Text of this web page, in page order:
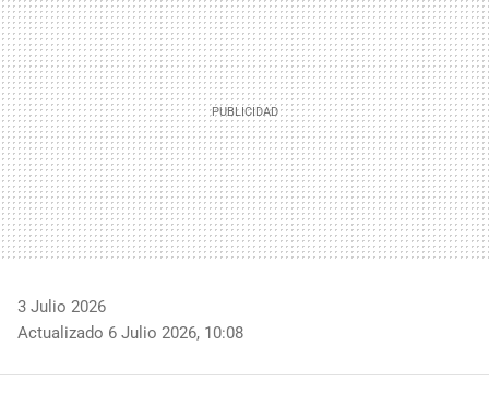
3 Julio 2026
Actualizado 6 Julio 2026, 10:08